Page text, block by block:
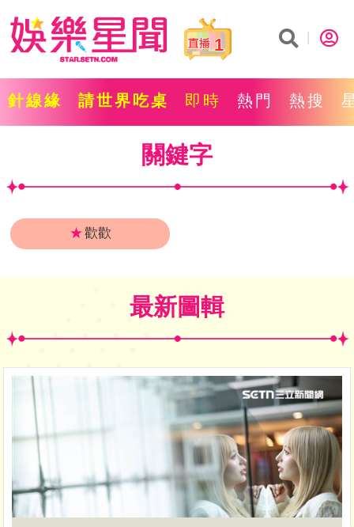
1
針線緣 請世界吃桌 即時 熱門 熱搜
關鍵字
★歡歡
最新圖輯